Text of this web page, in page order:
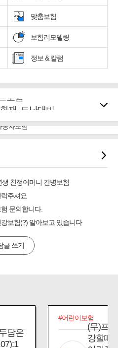
맞춤보험
보험리모델링
정보 & 칼럼
재, 도난대비
, 치아치료보장
강보험
에 4세대 가입
생 친정어머니 간병보험
락주셔요
문의합니다.
보험(?) 알아보고 있습니다
글 쓰기
담은
#어린이보험
(무)프
강할때